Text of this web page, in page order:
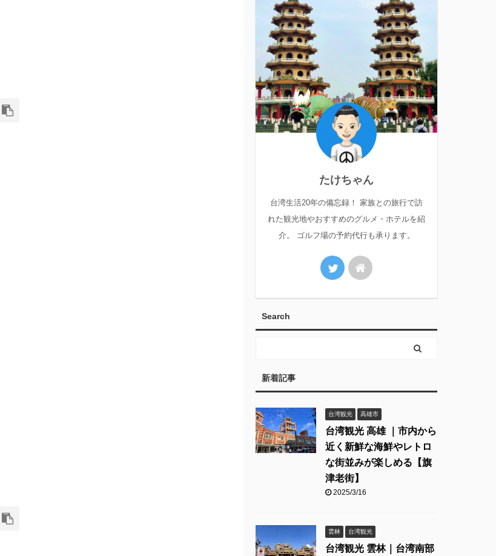
たけちゃん
台湾生活20年の備忘録！ 家族との旅行で訪
れた観光地やおすすめのグルメ・ホテルを紹
介。 ゴルフ場の予約代行も承ります。
Search
新着記事
台湾観光 高雄市
台湾観光 高雄 ｜市内から
近く新鮮な海鮮やレトロ
な街並みが楽しめる【旗
津老街】
2025/3/16
雲林 台湾観光
台湾観光 雲林｜台湾南部